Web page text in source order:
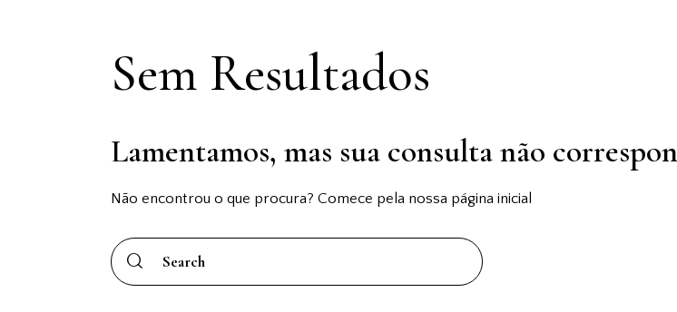
Sem Resultados
Lamentamos, mas sua consulta não
Não encontrou o que procura? Comece pela nossa página inicial